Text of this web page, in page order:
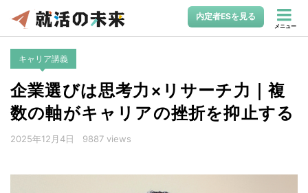
内定者ESを見る
メニュー
キャリア講義
企業選びは思考力×リサーチ力｜複
数の軸がキャリアの挫折を抑止する
2025年12月4日 9887 views